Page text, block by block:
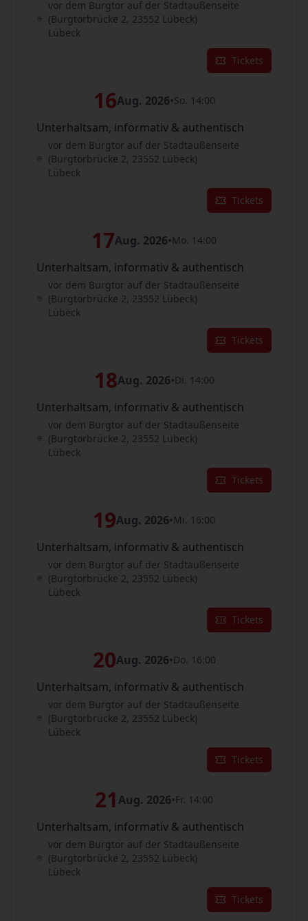
vor dem Burgtor auf der Stadtaußenseite
(Burgtorbrücke 2, 23552 Lübeck)
Lübeck
Tickets
16Aug. 2026•So. 14:00
Unterhaltsam, informativ & authentisch
vor dem Burgtor auf der Stadtaußenseite
(Burgtorbrücke 2, 23552 Lübeck)
Lübeck
Tickets
17Aug. 2026•Mo. 14:00
Unterhaltsam, informativ & authentisch
vor dem Burgtor auf der Stadtaußenseite
(Burgtorbrücke 2, 23552 Lübeck)
Lübeck
Tickets
18Aug. 2026•Di. 14:00
Unterhaltsam, informativ & authentisch
vor dem Burgtor auf der Stadtaußenseite
(Burgtorbrücke 2, 23552 Lübeck)
Lübeck
Tickets
19Aug. 2026•Mi. 16:00
Unterhaltsam, informativ & authentisch
vor dem Burgtor auf der Stadtaußenseite
(Burgtorbrücke 2, 23552 Lübeck)
Lübeck
Tickets
20Aug. 2026•Do. 16:00
Unterhaltsam, informativ & authentisch
vor dem Burgtor auf der Stadtaußenseite
(Burgtorbrücke 2, 23552 Lübeck)
Lübeck
Tickets
21 Aug. 2026•Fr. 14:00
Unterhaltsam, informativ & authentisch
vor dem Burgtor auf der Stadtaußenseite
(Burgtorbrücke 2, 23552 Lübeck)
Lübeck
Tickets